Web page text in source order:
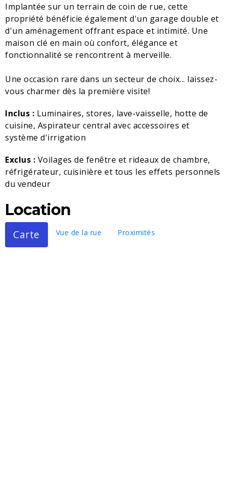
Implantée sur un terrain de coin de rue, cette
propriété bénéficie également d'un garage double et
d'un aménagement offrant espace et intimité. Une
maison clé en main où confort, élégance et
fonctionnalité se rencontrent à merveille.
Une occasion rare dans un secteur de choix... laissez-
vous charmer dès la première visite!
Inclus : Luminaires, stores, lave-vaisselle, hotte de
cuisine, Aspirateur central avec accessoires et
système d'irrigation
Exclus : Voilages de fenêtre et rideaux de chambre,
réfrigérateur, cuisinière et tous les effets personnels
du vendeur
Location
Carte Vue de la rue Proximités